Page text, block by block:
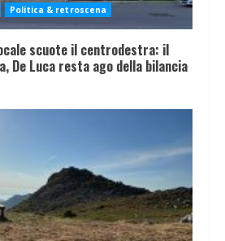
Politica & retroscena
scuote il centrodestra: il
De Luca resta ago della bilancia